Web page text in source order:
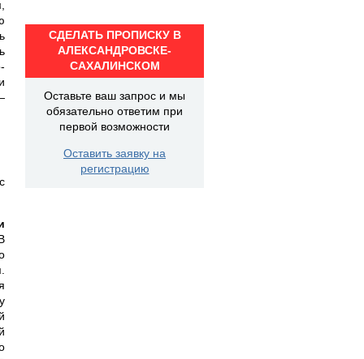
СДЕЛАТЬ ПРОПИСКУ В
АЛЕКСАНДРОВСКЕ-
САХАЛИНСКОМ
Оставьте ваш запрос и мы
обязательно ответим при
первой возможности
Оставить заявку на
регистрацию